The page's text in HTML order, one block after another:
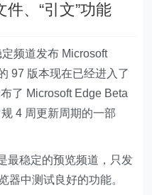
、“引文”功能
频道发布 Microsoft
97 版本现在已经进入了
了 Microsoft Edge Beta
4 周更新周期的一部
最稳定的预览频道，只发
器中测试良好的功能。